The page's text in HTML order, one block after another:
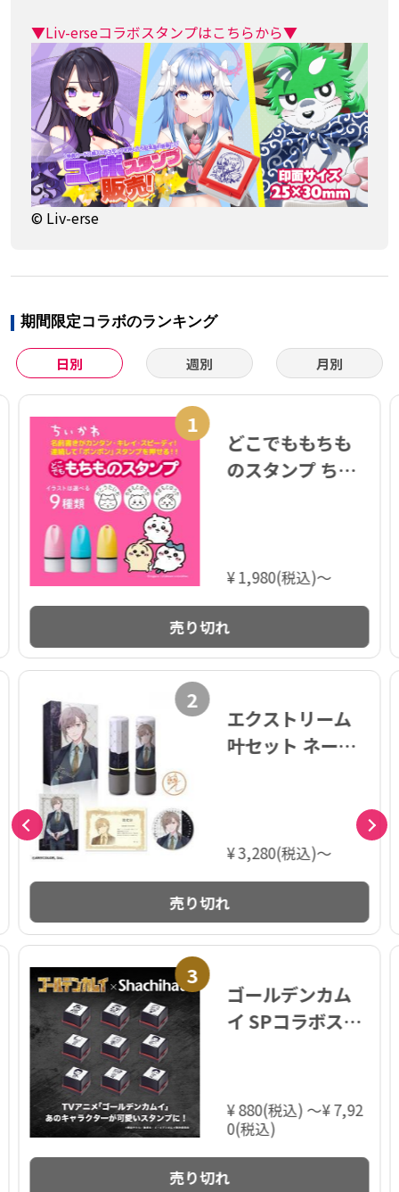
▼Liv-erseコラボスタンプはこちらから▼
© Liv-erse
期間限定コラボのランキング
日別 週別 月別
1
どこでももちも
のスタンプ ちい
¥ 1,980(税込)～
売り切れ
2
エクストリーム
叶セット ネーム9
さんじコラボ 第2
弾)【数量限定】
¥ 3,280(税込)～
売り切れ
3
ゴールデンカム
イ SPコラボスタ
¥ 880(税込) ～¥ 7,92
0(税込)
売り切れ